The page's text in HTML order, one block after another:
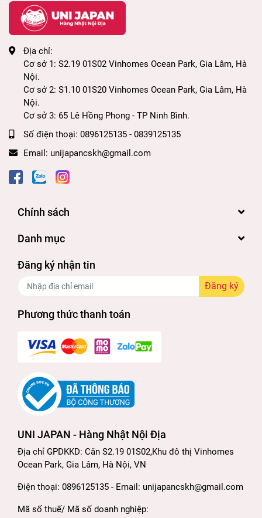
Địa chỉ:
Cơ sở 1: S2.19 01S02 Vinhomes Ocean Park, Gia Lâm, Hà
Nội.
Cơ sở 2: S1.10 01S20 Vinhomes Ocean Park, Gia Lâm, Hà
Nội.
Cơ sở 3: 65 Lê Hồng Phong - TP Ninh Bình.
Số điện thoại: 0896125135 - 0839125135
Email: unijapancskh@gmail.com
Chính sách
Danh mục
Đăng ký nhận tin
Đăng ký
Phương thức thanh toán
UNI JAPAN - Hàng Nhật Nội Địa
Địa chỉ GPDKKD: Căn S2.19 01S02,Khu đô thị Vinhomes
Ocean Park, Gia Lâm, Hà Nội, VN
Điện thoại: 0896125135 - Email: unijapancskh@gmail.com
Mã số thuế/ Mã số doanh nghiệp: